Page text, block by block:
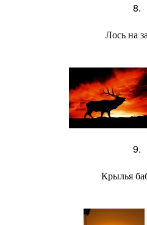
8.
Лось на
9.
Крылья